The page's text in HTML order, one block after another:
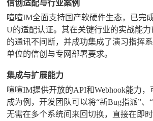
喧喧IM全面支持国产软硬件生态，已完
U的适配认证。其在关键行业的实战能
的通讯不间断，并成功集成了演习指挥
单位的信创与专网部署要求。
集成与扩展能力
喧喧IM提供开放的API和Webhook能力
成为例，开发团队可以将“新Bug指派”
无需在多个系统间来回切换，直接在即